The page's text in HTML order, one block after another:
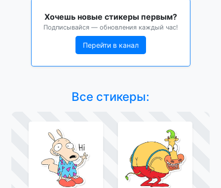
Хочешь новые стикеры первым?
Подписывайся — обновления каждый час!
Перейти в канал
Все стикеры: